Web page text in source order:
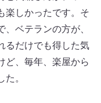
楽しかったです。そ
ベテランの方が、
るだけでも得した気
ど、毎年、楽屋から
。